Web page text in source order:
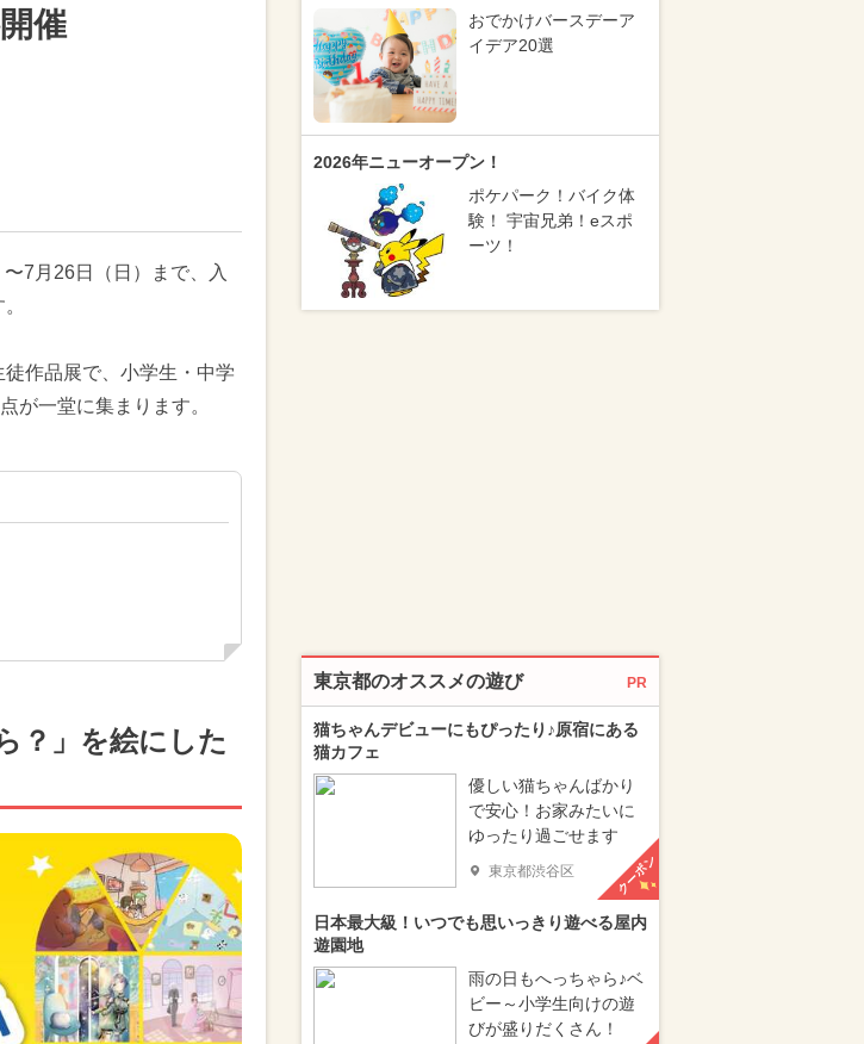
催
7月26日（日）まで、入
作品展で、小学生・中学
が一堂に集まります。
？」を絵にした
おでかけバースデーア
イデア20選
2026年ニューオープン！
ポケパーク！バイク体
験！ 宇宙兄弟！eスポ
ーツ！
東京都のオススメの遊び PR
猫ちゃんデビューにもぴったり♪原宿にある
猫カフェ
優しい猫ちゃんばかり
で安心！お家みたいに
ゆったり過ごせます
東京都渋谷区 クーポン
日本最大級！いつでも思いっきり遊べる屋内
遊園地
雨の日もへっちゃら♪ベ
ビー～小学生向けの遊
びが盛りだくさん！